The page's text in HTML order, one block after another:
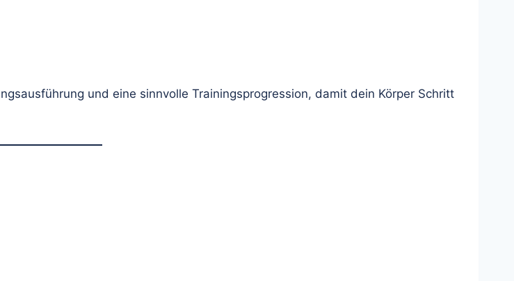
und eine sinnvolle Trainingsprogression, damit dein Körper Schritt